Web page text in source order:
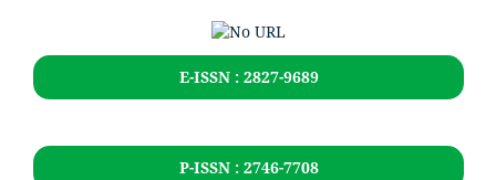
E-ISSN : 2827-9689
P-ISSN : 2746-7708